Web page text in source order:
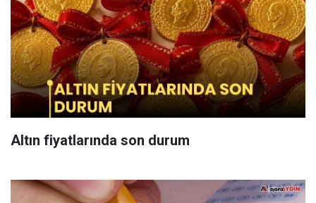
Altın fiyatlarında son durum